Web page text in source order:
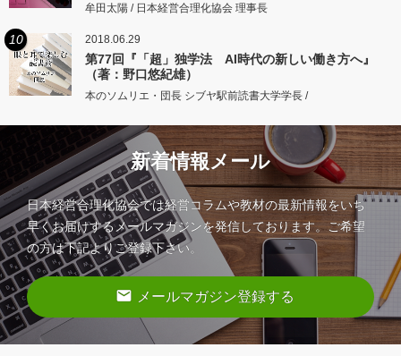
牟田太陽 / 日本経営合理化協会 理事長
10 2018.06.29
第77回『「超」独学法 AI時代の新しい働き方へ』
（著：野口悠紀雄）
本のソムリエ・団長 シブヤ駅前読書大学学長 /
新着情報メール
日本経営合理化協会では経営コラムや教材の最新情報をいち
早くお届けするメールマガジンを発信しております。ご希望
の方は下記よりご登録下さい。
email メールマガジン登録する